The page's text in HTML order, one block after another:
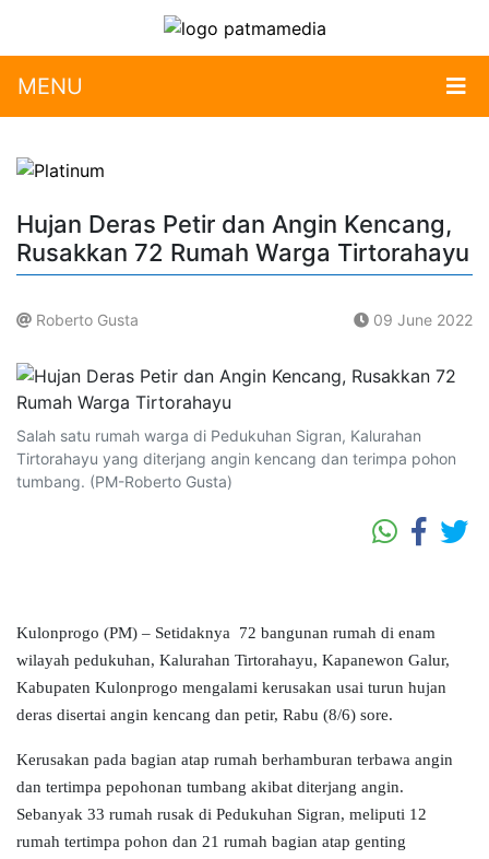
MENU
Hujan Deras Petir dan Angin Kencang,
Rusakkan 72 Rumah Warga Tirtorahayu
Roberto Gusta 09 June 2022
Salah satu rumah warga di Pedukuhan Sigran, Kalurahan
Tirtorahayu yang diterjang angin kencang dan terimpa pohon
tumbang. (PM-Roberto Gusta)
Kulonprogo (PM) – Setidaknya 72 bangunan rumah di enam
wilayah pedukuhan, Kalurahan Tirtorahayu, Kapanewon Galur,
Kabupaten Kulonprogo mengalami kerusakan usai turun hujan
deras disertai angin kencang dan petir, Rabu (8/6) sore.
Kerusakan pada bagian atap rumah berhamburan terbawa angin
dan tertimpa pepohonan tumbang akibat diterjang angin.
Sebanyak 33 rumah rusak di Pedukuhan Sigran, meliputi 12
rumah tertimpa pohon dan 21 rumah bagian atap genting